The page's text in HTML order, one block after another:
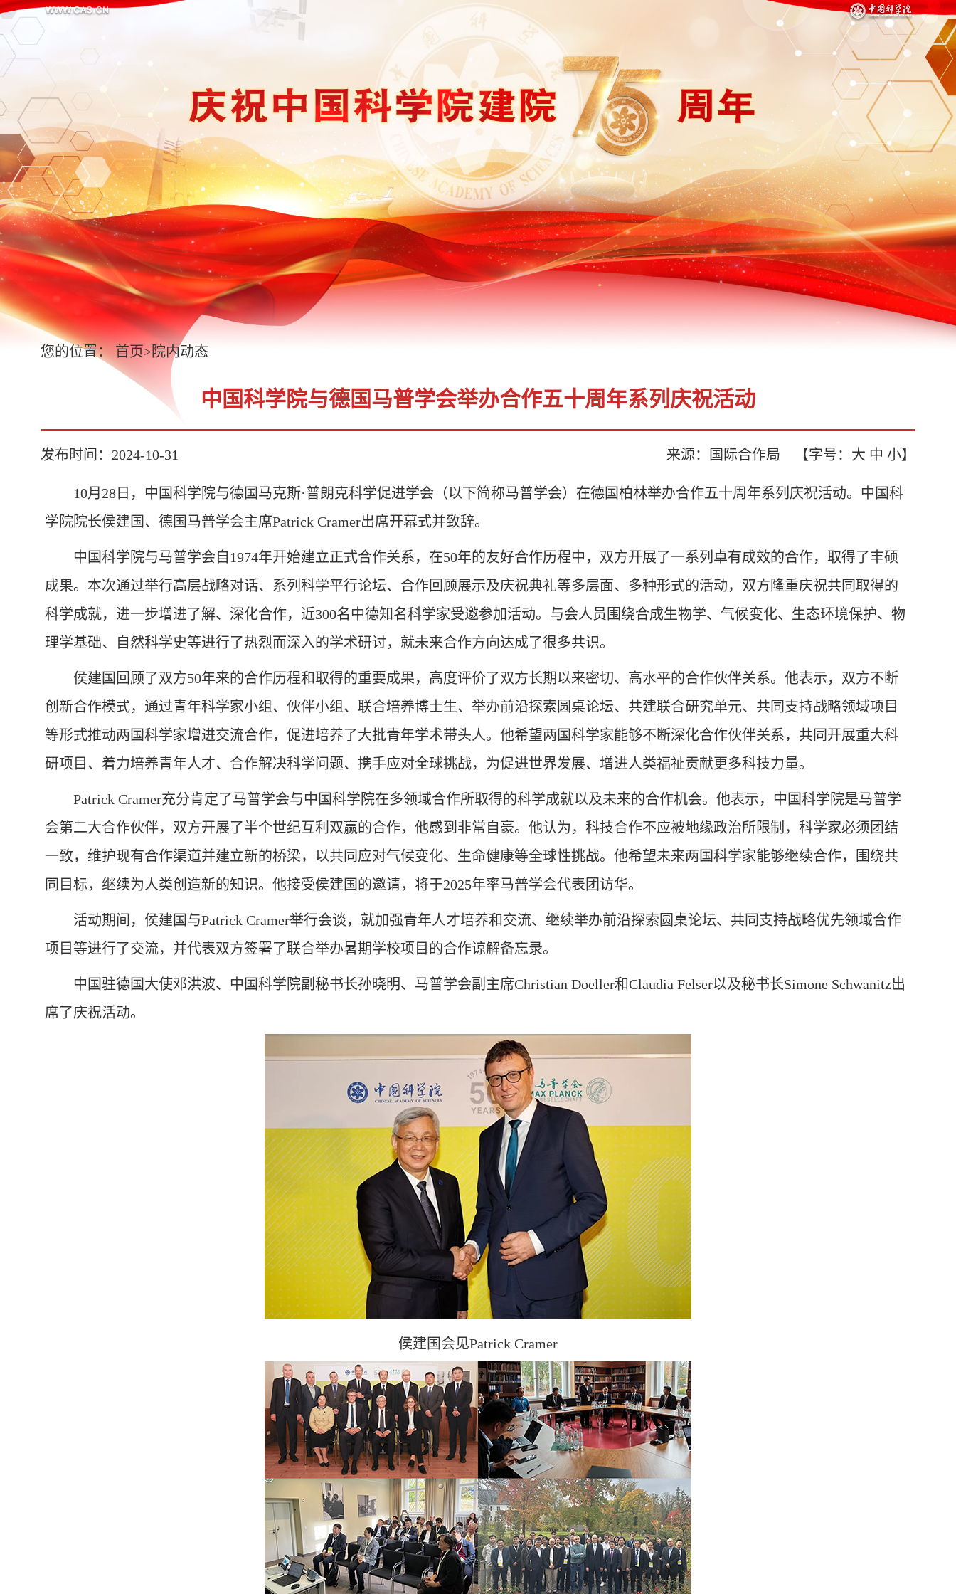
您的位置：首页>院内动态
中国科学院与德国马普学会举办合作五十周年系列庆祝活动
发布时间：2024-10-31 来源：国际合作局 【字号： 大 中 小】
10月28日，中国科学院与德国马克斯·普朗克科学促进学会（以下简称马普学会）在德国柏林举办合作五十周年系列庆祝活动。中国科
学院院长侯建国、德国马普学会主席Patrick Cramer出席开幕式并致辞。
中国科学院与马普学会自1974年开始建立正式合作关系，在50年的友好合作历程中，双方开展了一系列卓有成效的合作，取得了丰硕
成果。本次通过举行高层战略对话、系列科学平行论坛、合作回顾展示及庆祝典礼等多层面、多种形式的活动，双方隆重庆祝共同取得的
科学成就，进一步增进了解、深化合作，近300名中德知名科学家受邀参加活动。与会人员围绕合成生物学、气候变化、生态环境保护、物
理学基础、自然科学史等进行了热烈而深入的学术研讨，就未来合作方向达成了很多共识。
侯建国回顾了双方50年来的合作历程和取得的重要成果，高度评价了双方长期以来密切、高水平的合作伙伴关系。他表示，双方不断
创新合作模式，通过青年科学家小组、伙伴小组、联合培养博士生、举办前沿探索圆桌论坛、共建联合研究单元、共同支持战略领域项目
等形式推动两国科学家增进交流合作，促进培养了大批青年学术带头人。他希望两国科学家能够不断深化合作伙伴关系，共同开展重大科
研项目、着力培养青年人才、合作解决科学问题、携手应对全球挑战，为促进世界发展、增进人类福祉贡献更多科技力量。
Patrick Cramer充分肯定了马普学会与中国科学院在多领域合作所取得的科学成就以及未来的合作机会。他表示，中国科学院是马普学
会第二大合作伙伴，双方开展了半个世纪互利双赢的合作，他感到非常自豪。他认为，科技合作不应被地缘政治所限制，科学家必须团结
一致，维护现有合作渠道并建立新的桥梁，以共同应对气候变化、生命健康等全球性挑战。他希望未来两国科学家能够继续合作，围绕共
同目标，继续为人类创造新的知识。他接受侯建国的邀请，将于2025年率马普学会代表团访华。
活动期间，侯建国与Patrick Cramer举行会谈，就加强青年人才培养和交流、继续举办前沿探索圆桌论坛、共同支持战略优先领域合作
项目等进行了交流，并代表双方签署了联合举办暑期学校项目的合作谅解备忘录。
中国驻德国大使邓洪波、中国科学院副秘书长孙晓明、马普学会副主席Christian Doeller和Claudia Felser以及秘书长Simone Schwanitz出
席了庆祝活动。
侯建国会见Patrick Cramer